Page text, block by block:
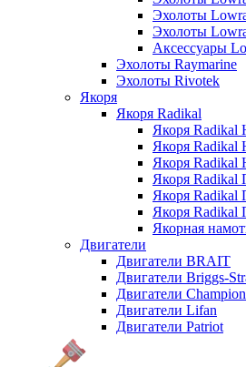
Эхолоты
Эхолоты
Аксессуары
Эхолоты Raymarine
Эхолоты Rivotek
Якоря
Якоря Radikal
Якоря Radikal
Якоря Radikal
Якоря Radikal
Якоря Radikal
Якоря Radikal
Якоря Radikal
Якорная
Двигатели
Двигатели BRAIT
Двигатели Briggs-
Двигатели Champion
Двигатели Lifan
Двигатели Patriot